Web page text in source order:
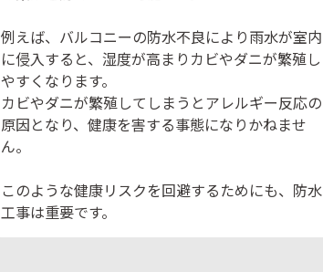
例えば、バルコニーの防水不良により雨水が室内
に侵入すると、湿度が高まりカビやダニが繁殖し
やすくなります。
カビやダニが繁殖してしまうとアレルギー反応の
原因となり、健康を害する事態になりかねませ
ん。
このような健康リスクを回避するためにも、防水
工事は重要です。